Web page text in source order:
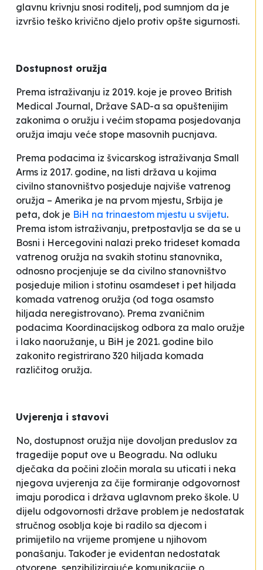
glavnu krivnju snosi roditelj, pod sumnjom da je
izvršio teško krivično djelo protiv opšte sigurnosti.
Dostupnost oružja
Prema istraživanju iz 2019. koje je proveo British
Medical Journal, Države SAD-a sa opuštenijim
zakonima o oružju i većim stopama posjedovanja
oružja imaju veće stope masovnih pucnjava.
Prema podacima iz švicarskog istraživanja Small
Arms iz 2017. godine, na listi država u kojima
civilno stanovništvo posjeduje najviše vatrenog
oružja – Amerika je na prvom mjestu, Srbija je
peta, dok je BiH na trinaestom mjestu u svijetu.
Prema istom istraživanju, pretpostavlja se da se u
Bosni i Hercegovini nalazi preko trideset komada
vatrenog oružja na svakih stotinu stanovnika,
odnosno procjenjuje se da civilno stanovništvo
posjeduje milion i stotinu osamdeset i pet hiljada
komada vatrenog oružja (od toga osamsto
hiljada neregistrovano). Prema zvaničnim
podacima Koordinacijskog odbora za malo oružje
i lako naoružanje, u BiH je 2021. godine bilo
zakonito registrirano 320 hiljada komada
različitog oružja.
Uvjerenja i stavovi
No, dostupnost oružja nije dovoljan preduslov za
tragedije poput ove u Beogradu. Na odluku
dječaka da počini zločin morala su uticati i neka
njegova uvjerenja za čije formiranje odgovornost
imaju porodica i država uglavnom preko škole. U
dijelu odgovornosti države problem je nedostatak
stručnog osoblja koje bi radilo sa djecom i
primijetilo na vrijeme promjene u njihovom
ponašanju. Također je evidentan nedostatak